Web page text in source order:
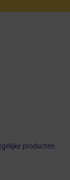
producten